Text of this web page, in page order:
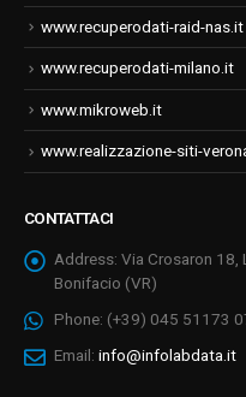
www.recuperodati-raid-nas.it
www.recuperodati-milano.it
www.mikroweb.it
www.realizzazione-siti-
CONTATTACI
Address: Via Crosaron 18,
Bonifacio (VR)
Phone: (+39) 045 51173
Email: info@infolabdata.it